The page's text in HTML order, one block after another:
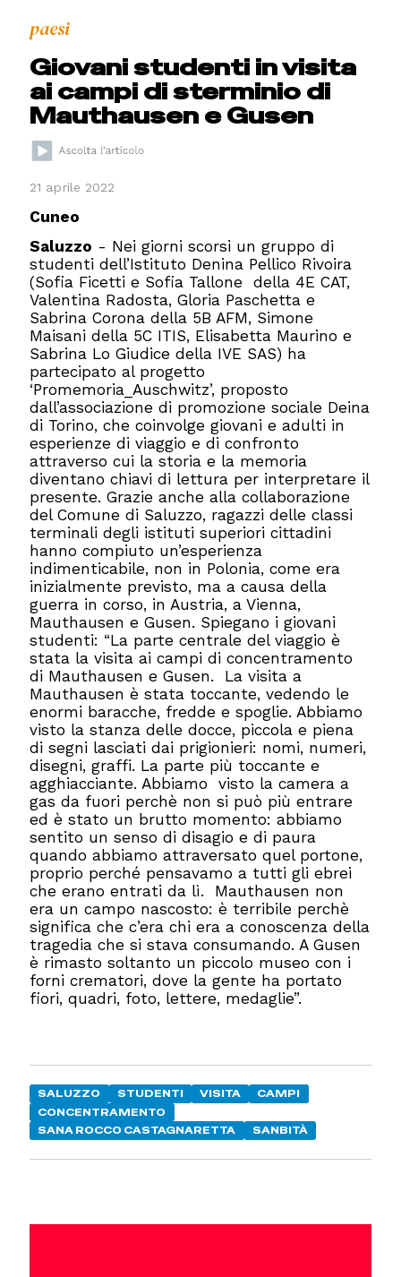
paesi
Giovani studenti in visita
ai campi di sterminio di
Mauthausen e Gusen
21 aprile 2022
Cuneo
Saluzzo - Nei giorni scorsi un gruppo di
studenti dell’Istituto Denina Pellico Rivoira
(Sofia Ficetti e Sofia Tallone della 4E CAT,
Valentina Radosta, Gloria Paschetta e
Sabrina Corona della 5B AFM, Simone
Maisani della 5C ITIS, Elisabetta Maurino e
Sabrina Lo Giudice della IVE SAS) ha
partecipato al progetto
‘Promemoria_Auschwitz’, proposto
dall’associazione di promozione sociale Deina
di Torino, che coinvolge giovani e adulti in
esperienze di viaggio e di confronto
attraverso cui la storia e la memoria
diventano chiavi di lettura per interpretare il
presente. Grazie anche alla collaborazione
del Comune di Saluzzo, ragazzi delle classi
terminali degli istituti superiori cittadini
hanno compiuto un’esperienza
indimenticabile, non in Polonia, come era
inizialmente previsto, ma a causa della
guerra in corso, in Austria, a Vienna,
Mauthausen e Gusen. Spiegano i giovani
studenti: “La parte centrale del viaggio è
stata la visita ai campi di concentramento
di Mauthausen e Gusen. La visita a
Mauthausen è stata toccante, vedendo le
enormi baracche, fredde e spoglie. Abbiamo
visto la stanza delle docce, piccola e piena
di segni lasciati dai prigionieri: nomi, numeri,
disegni, graffi. La parte più toccante e
agghiacciante. Abbiamo visto la camera a
gas da fuori perchè non si può più entrare
ed è stato un brutto momento: abbiamo
sentito un senso di disagio e di paura
quando abbiamo attraversato quel portone,
proprio perché pensavamo a tutti gli ebrei
che erano entrati da lì. Mauthausen non
era un campo nascosto: è terribile perchè
significa che c’era chi era a conoscenza della
tragedia che si stava consumando. A Gusen
è rimasto soltanto un piccolo museo con i
forni crematori, dove la gente ha portato
fiori, quadri, foto, lettere, medaglie”.
SALUZZO STUDENTI VISITA
CAMPI
CONCENTRAMENTO
SANA ROCCO CASTAGNARETTA
SANBITÀ